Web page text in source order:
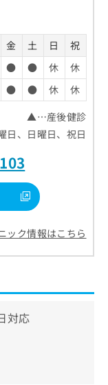
金 土 日
祝
● ● 休
休
● ● 休
休
▲…産後健診
日、日曜日、祝日
ック情報はこちら
対応